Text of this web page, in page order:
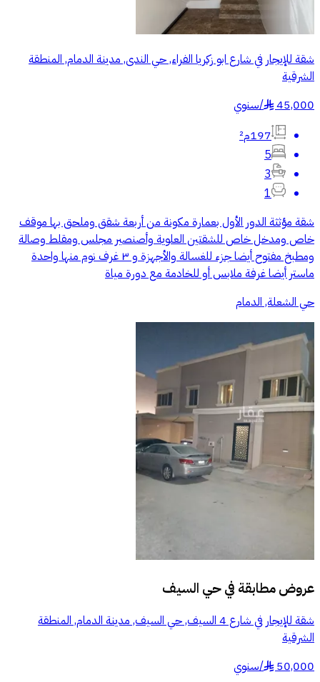
شقة للإيجار في شارع ابو زكريا الفراء, حي الندى, مدينة الدمام, المنطقة
الشرقية
45,000
§
/سنوي
197م²
5
3
1
شقة مؤثثة الدور الأول بعمارة مكونة من أربعة شقق وملحق بها موقف
خاص ومدخل خاص للشقتين العلوية وأصنصير مجلس ومقلط وصالة
ومطبخ مفتوح أيضا جزء للغسالة والأجهزة و ٣ غرف نوم منها واحدة
ماستر أيضا غرفة ملابس أو للخادمة مع دورة مياة
حي الشعلة, الدمام
عروض مطابقة فيحي السيف
شقة للإيجار في شارع 4 السيف, حي السيف, مدينة الدمام, المنطقة
الشرقية
50,000
§
/سنوي